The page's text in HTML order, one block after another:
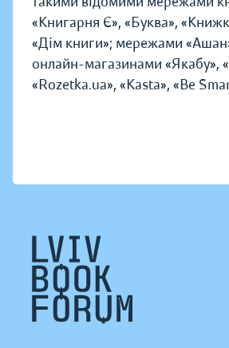
«Книгарня Є», «Буква»,
«Дім книги»; мережами
онлайн-магазинами «Якабу»,
«Rozetka.ua», «Kasta», «Be